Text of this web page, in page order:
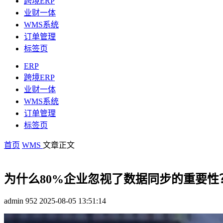
业财一体
WMS系统
订单管理
标签页
ERP
跨境ERP
业财一体
WMS系统
订单管理
标签页
首页 WMS 文章正文
为什么80%企业忽视了数据同步的重要性
admin 952 2025-08-05 13:51:14